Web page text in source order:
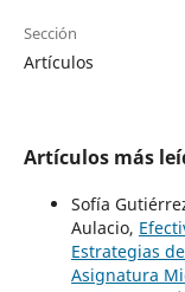
Sección
Artículos
Artículos más
Sofía
Aulacio,
Estrategias
Asignatura